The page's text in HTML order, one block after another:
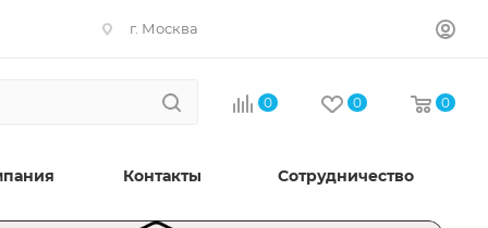
г. Москва
0 0 0
Контакты Сотрудничество